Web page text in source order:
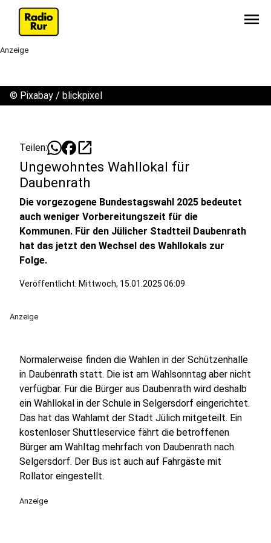
menu
Anzeige
© Pixabay / blickpixel
Teilen: open_in_new
Ungewohntes Wahllokal für
Daubenrath
Die vorgezogene Bundestagswahl 2025 bedeutet
auch weniger Vorbereitungszeit für die
Kommunen. Für den Jülicher Stadtteil Daubenrath
hat das jetzt den Wechsel des Wahllokals zur
Folge.
Veröffentlicht: Mittwoch, 15.01.2025 06:09
Anzeige
Normalerweise finden die Wahlen in der Schützenhalle
in Daubenrath statt. Die ist am Wahlsonntag aber nicht
verfügbar. Für die Bürger aus Daubenrath wird deshalb
ein Wahllokal in der Schule in Selgersdorf eingerichtet.
Das hat das Wahlamt der Stadt Jülich mitgeteilt. Ein
kostenloser Shuttleservice fährt die betroffenen
Bürger am Wahltag mehrfach von Daubenrath nach
Selgersdorf. Der Bus ist auch auf Fahrgäste mit
Rollator eingestellt.
Anzeige